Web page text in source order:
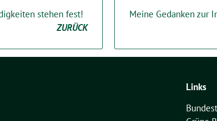
stehen fest!
ZURÜCK
Meine Gedanken zur
Links